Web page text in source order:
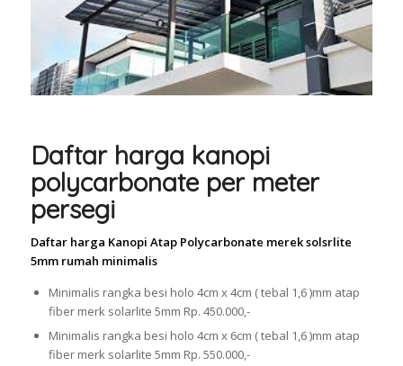
Daftar harga kanopi
polycarbonate per meter
persegi
Daftar harga Kanopi Atap Polycarbonate merek solsrlite
5mm rumah minimalis
Minimalis rangka besi holo 4cm x 4cm ( tebal 1,6 )mm atap
fiber merk solarlite 5mm Rp. 450.000,-
Minimalis rangka besi holo 4cm x 6cm ( tebal 1,6 )mm atap
fiber merk solarlite 5mm Rp. 550.000,-